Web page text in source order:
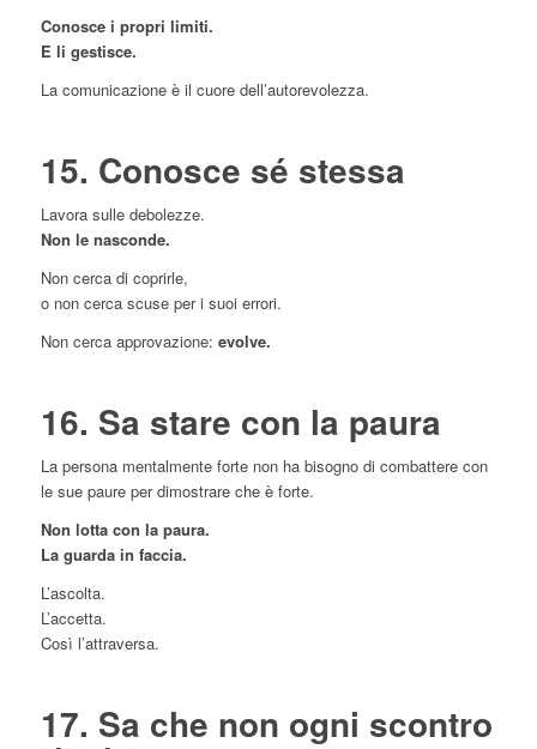
Conosce i propri limiti.
E li gestisce.
La comunicazione è il cuore dell’autorevolezza.
15. Conosce sé stessa
Lavora sulle debolezze.
Non le nasconde.
Non cerca di coprirle,
o non cerca scuse per i suoi errori.
Non cerca approvazione: evolve.
16. Sa stare con la paura
La persona mentalmente forte non ha bisogno di combattere con
le sue paure per dimostrare che è forte.
Non lotta con la paura.
La guarda in faccia.
L’ascolta.
L’accetta.
Così l’attraversa.
17. Sa che non ogni scontro